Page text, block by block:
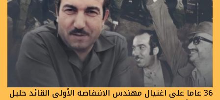
36 عاما على اغتيال مهندس الانتفاضة الأولى القائد خليل